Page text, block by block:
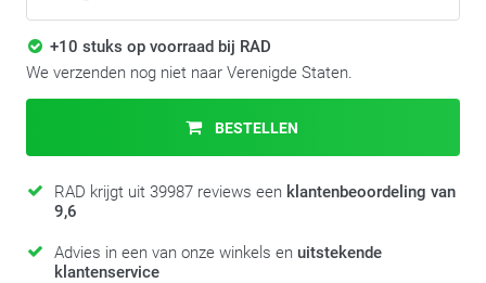
+10 stuks op voorraad bij RAD
We verzenden nog niet naar Verenigde Staten.
BESTELLEN
RAD krijgt uit 39987 reviews een klantenbeoordeling van
9,6
Advies in een van onze winkels en uitstekende
klantenservice